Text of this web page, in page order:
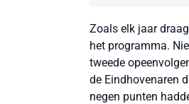
Zoals elk jaar
het programma.
tweede
de Eindhovenaren
negen punten